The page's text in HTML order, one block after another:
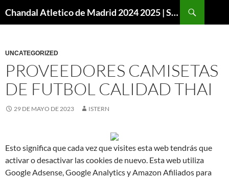
Chandal Atletico de Madrid 2024 2025 | SuperVigo
UNCATEGORIZED
PROVEEDORES CAMISETAS
DE FUTBOL CALIDAD THAI
29 DE MAYO DE 2023 ISTERN
Esto significa que cada vez que visites esta web tendrás que
activar o desactivar las cookies de nuevo. Esta web utiliza
Google Adsense, Google Analytics y Amazon Afiliados para